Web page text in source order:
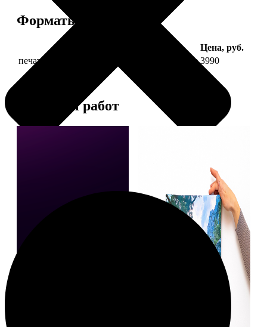
Форматы и цены
Цена, руб.
печать фото на холсте 40х40 на подрамнике 3990
Примеры работ